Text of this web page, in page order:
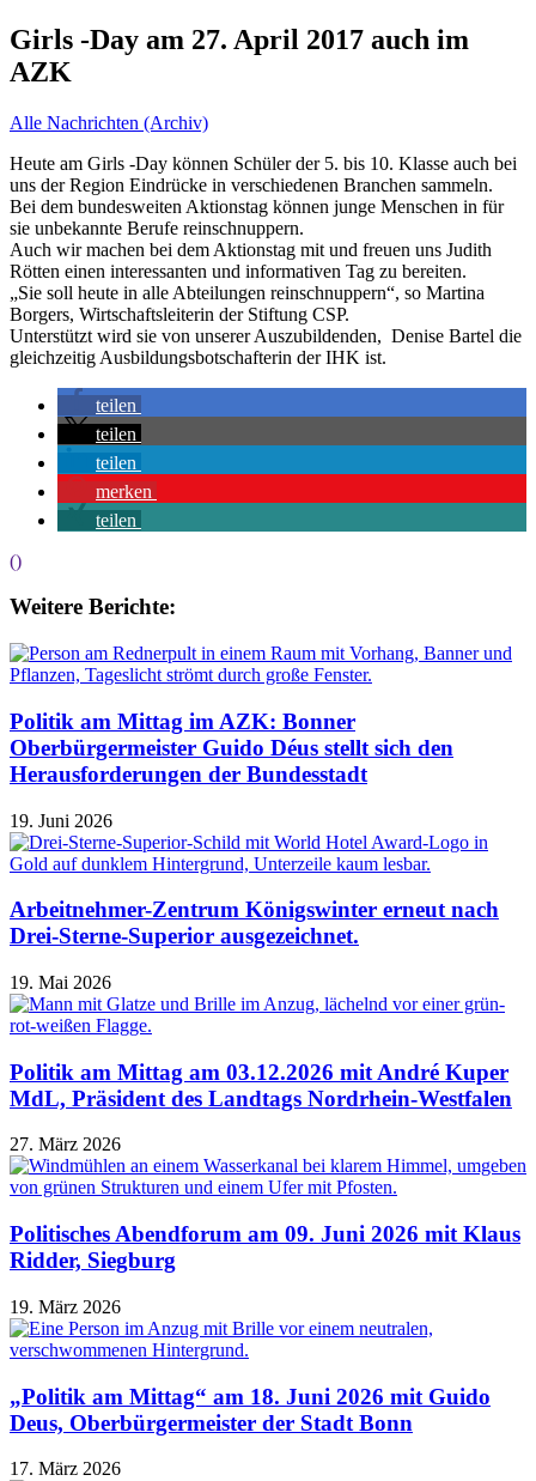
Girls -Day am 27. April 2017 auch im
AZK
Alle Nachrichten (Archiv)
Heute am Girls -Day können Schüler der 5. bis 10. Klasse auch bei
uns der Region Eindrücke in verschiedenen Branchen sammeln.
Bei dem bundesweiten Aktionstag können junge Menschen in für
sie unbekannte Berufe reinschnuppern.
Auch wir machen bei dem Aktionstag mit und freuen uns Judith
Rötten einen interessanten und informativen Tag zu bereiten.
„Sie soll heute in alle Abteilungen reinschnuppern“, so Martina
Borgers, Wirtschaftsleiterin der Stiftung CSP.
Unterstützt wird sie von unserer Auszubildenden, Denise Bartel die
gleichzeitig Ausbildungsbotschafterin der IHK ist.
teilen
teilen
teilen
merken
teilen
()
Weitere Berichte:
Politik am Mittag im AZK: Bonner
Oberbürgermeister Guido Déus stellt sich den
Herausforderungen der Bundesstadt
19. Juni 2026
Arbeitnehmer-Zentrum Königswinter erneut nach
Drei-Sterne-Superior ausgezeichnet.
19. Mai 2026
Politik am Mittag am 03.12.2026 mit André Kuper
MdL, Präsident des Landtags Nordrhein-Westfalen
27. März 2026
Politisches Abendforum am 09. Juni 2026 mit Klaus
Ridder, Siegburg
19. März 2026
„Politik am Mittag“ am 18. Juni 2026 mit Guido
Deus, Oberbürgermeister der Stadt Bonn
17. März 2026